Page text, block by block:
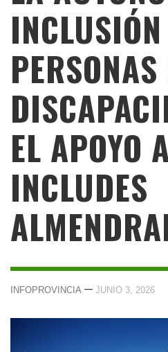
PERSONAS
EL APOYO A
INCLUDES
INFOPROVINCIA — JUNIO 3, 2026